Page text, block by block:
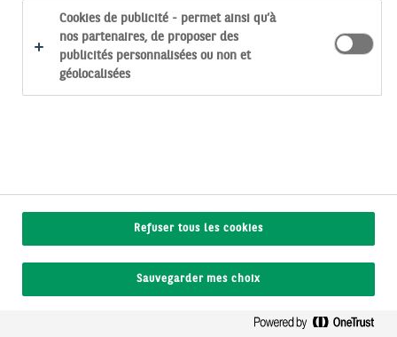
Événement
Informations de marché
Produits et services
27 juillet 2026
Analyse des marchés financiers : retour sur le
2ème trimestre 2026
Comment ont évolué les marchés au cours de ce
deuxième trimestre ? Plongez au cœur de l'ac...
Cookies de publicité - permet ainsi qu’à
nos partenaires, de proposer des
publicités personnalisées ou non et
géolocalisées
Refuser tous les cookies
Sauvegarder mes choix